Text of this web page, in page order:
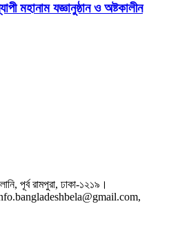
মহানাম যজ্ঞানুষ্ঠান ও অষ্টকালীন
পূর্ব রামপুরা, ঢাকা-১২১৯।